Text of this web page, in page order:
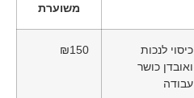
משוערת
כיסוי לנכות
ואובדן כושר
עבודה
₪150